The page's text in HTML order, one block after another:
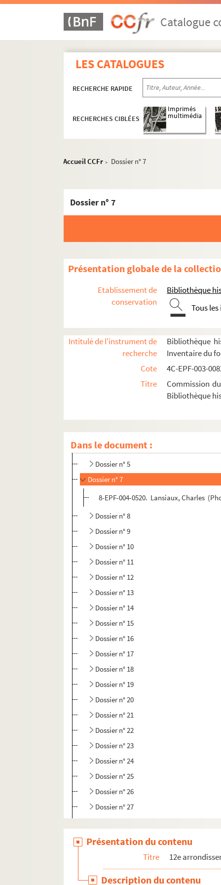
Catalogue
LES CATALOGUES
RECHERCHE RAPIDE
RECHERCHES CIBLÉES
Imprimés
multimédia
Accueil CCFr > Dossier n° 7
Dossier n° 7
Présentation globale de la
Etablissement de
conservation
Bibliothèque
Tous
Intitulé de l'instrument de
recherche
Bibliothèque
Inventaire du
Cote
4C-EPF-003-
Titre
Commission
Bibliothèque
Dans le document :
1er arrondissement
4e arrondissement
5e arrondissement
6e arrondissement
7e arrondissement
9e arrondissement
10e arrondissement
11e arrondissement
Dossier n° 2
Dossier n° 3
Dossier n° 4
Dossier n° 5
Dossier n° 7
8-EPF-004-0520. Lansiaux, Charles
Dossier n° 8
Dossier n° 9
Dossier n° 10
Dossier n° 11
Dossier n° 12
Dossier n° 13
Dossier n° 14
Dossier n° 15
Dossier n° 16
Dossier n° 17
Dossier n° 18
Dossier n° 19
Dossier n° 20
Dossier n° 21
Dossier n° 22
Dossier n° 23
Dossier n° 24
Dossier n° 25
Dossier n° 26
Dossier n° 27
Dossier n° 29
Dossier n° 31
Présentation du contenu
Titre 12e
Description du contenu